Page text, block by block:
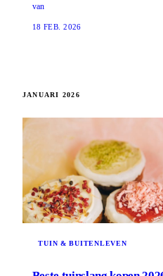
van
18 FEB. 2026
JANUARI 2026
TUIN & BUITENLEVEN